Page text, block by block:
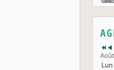
Lun